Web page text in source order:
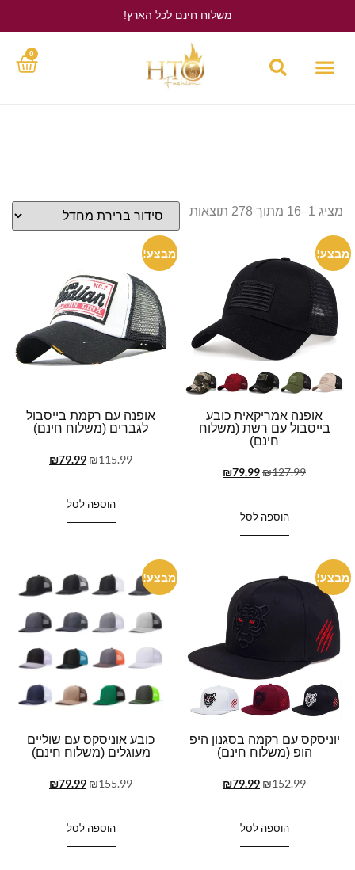
משלוח חינם לכל הארץ!
0
מציג 1–16 מתוך 278 תוצאות
מבצע!
אופנה אמריקאית כובע
בייסבול עם רשת (משלוח
חינם)
₪127.99
₪79.99
הוספה לסל
מבצע!
אופנה עם רקמת בייסבול
לגברים (משלוח חינם)
₪115.99
₪79.99
הוספה לסל
מבצע!
יוניסקס עם רקמה בסגנון היפ
הופ (משלוח חינם)
₪152.99
₪79.99
הוספה לסל
מבצע!
כובע אוניסקס עם שוליים
מעוגלים (משלוח חינם)
₪155.99
₪79.99
הוספה לסל